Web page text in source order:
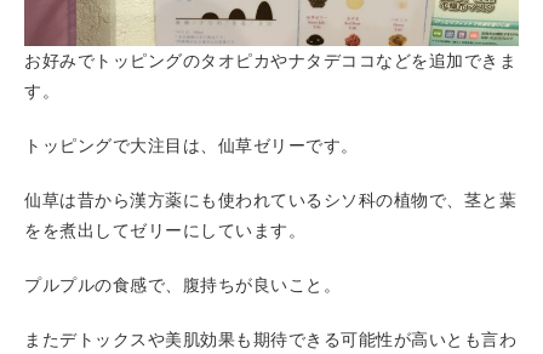
お好みでトッピングのタオピカやナタデココなどを追加できま
す。
トッピングで大注目は、仙草ゼリーです。
仙草は昔から漢方薬にも使われているシソ科の植物で、茎と葉
をを煮出してゼリーにしています。
プルプルの食感で、腹持ちが良いこと。
またデトックスや美肌効果も期待できる可能性が高いとも言わ